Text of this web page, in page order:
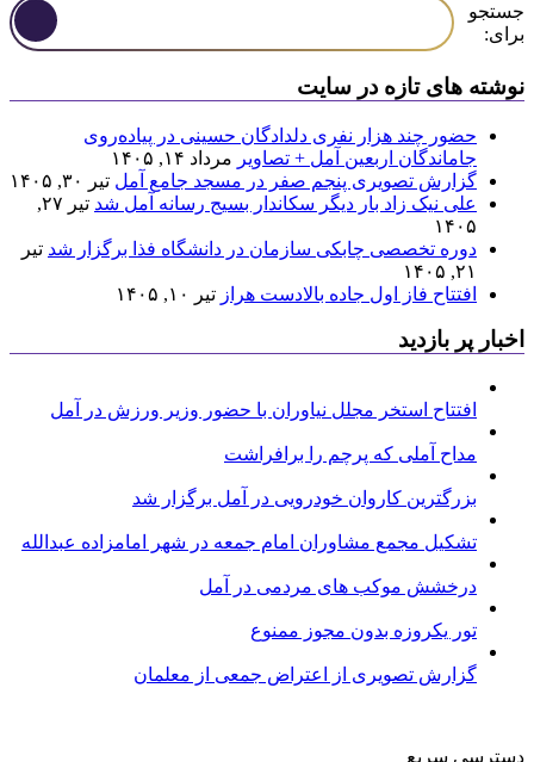
جستجو
برای:
نوشته های تازه در سایت
حضور چند هزار نفری دلدادگان حسینی در پیاده‌روی
جاماندگان اربعین آمل + تصاویر مرداد ۱۴, ۱۴۰۵
گزارش تصویری پنجم صفر در مسجد جامع آمل تیر ۳۰, ۱۴۰۵
علی نیک زاد بار دیگر سکاندار بسیج رسانه آمل شد
تیر ۲۷,
۱۴۰۵
دوره تخصصی چابکی سازمان در دانشگاه فذا برگزار شد تیر
۲۱, ۱۴۰۵
افتتاح فاز اول جاده بالادست هراز تیر ۱۰, ۱۴۰۵
اخبار پر بازدید
افتتاح استخر مجلل نیاوران با حضور وزیر ورزش در آمل
مداح آملی که پرچم را برافراشت
بزرگترین کاروان خودرویی در آمل برگزار شد
تشکیل مجمع مشاوران امام جمعه در شهر امامزاده عبدالله
درخشش موکب های مردمی در آمل
تور یکروزه بدون مجوز ممنوع
گزارش تصویری از اعتراض جمعی از معلمان
دسترسی سریع